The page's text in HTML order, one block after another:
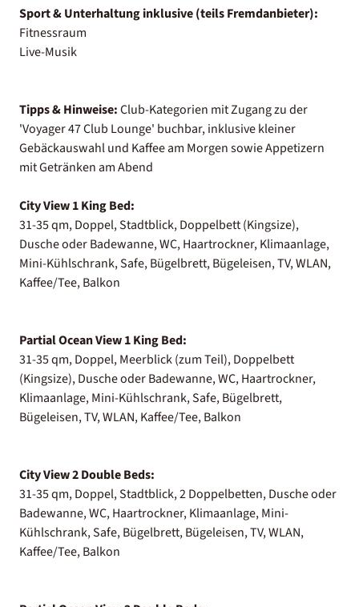
Sport & Unterhaltung inklusive (teils Fremdanbieter):
Fitnessraum
Live-Musik
Tipps & Hinweise:Club-Kategorien mit Zugang zu der
'Voyager 47 Club Lounge' buchbar, inklusive kleiner
Gebäckauswahl und Kaffee am Morgen sowie Appetizern
mit Getränken am Abend
City View 1 King Bed:
31-35 qm, Doppel, Stadtblick, Doppelbett (Kingsize),
Dusche oder Badewanne, WC, Haartrockner, Klimaanlage,
Mini-Kühlschrank, Safe, Bügelbrett, Bügeleisen, TV, WLAN,
Kaffee/Tee, Balkon
Partial Ocean View 1 King Bed:
31-35 qm, Doppel, Meerblick (zum Teil), Doppelbett
(Kingsize), Dusche oder Badewanne, WC, Haartrockner,
Klimaanlage, Mini-Kühlschrank, Safe, Bügelbrett,
Bügeleisen, TV, WLAN, Kaffee/Tee, Balkon
City View 2 Double Beds:
31-35 qm, Doppel, Stadtblick, 2 Doppelbetten, Dusche oder
Badewanne, WC, Haartrockner, Klimaanlage, Mini-
Kühlschrank, Safe, Bügelbrett, Bügeleisen, TV, WLAN,
Kaffee/Tee, Balkon